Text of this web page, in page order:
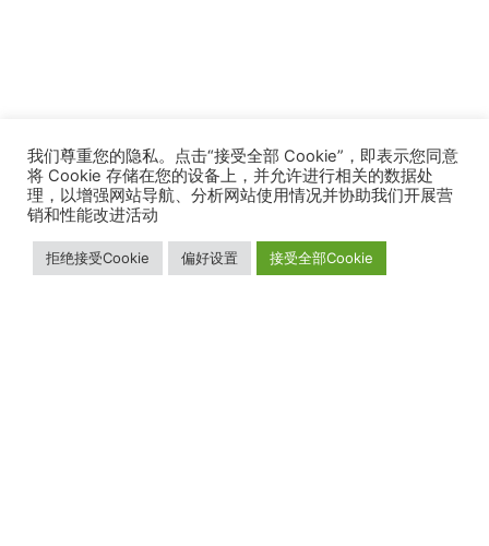
我们尊重您的隐私。点击“接受全部 Cookie”，即表示您同意
将 Cookie 存储在您的设备上，并允许进行相关的数据处
理，以增强网站导航、分析网站使用情况并协助我们开展营
销和性能改进活动
拒绝接受Cookie 偏好设置 接受全部Cookie